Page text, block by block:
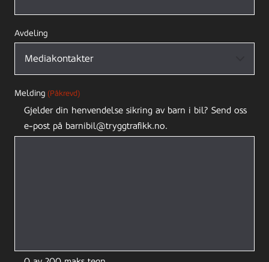
Avdeling
Melding (Påkrevd)
Gjelder din henvendelse sikring av barn i bil? Send oss
e-post på barnibil@tryggtrafikk.no.